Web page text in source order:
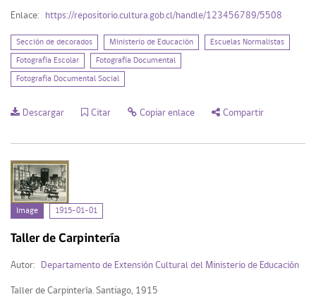
Enlace: https://repositorio.cultura.gob.cl/handle/123456789/5508
Sección de decorados Ministerio de Educación Escuelas Normalistas
Fotografía Escolar Fotografía Documental
Fotografía Documental Social
Descargar Citar Copiar enlace Compartir
Image 1915-01-01
Taller de Carpintería
Autor: Departamento de Extensión Cultural del Ministerio de Educación
Taller de Carpintería. Santiago, 1915